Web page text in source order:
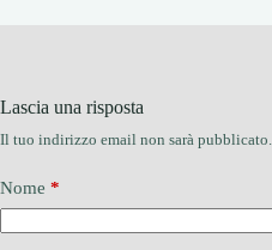
Lascia una risposta
Il tuo indirizzo email non sarà pubblicato.
Nome *